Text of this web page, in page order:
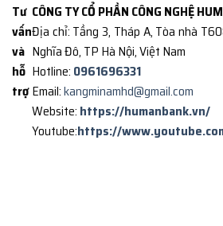
Tư
vấn
và
hỗ
trợ
CÔNG TY CỔ PHẦN CÔNG NGHỆ
Địa chỉ: Tầng 3, Tháp A, Tòa nhà
Nghĩa Đô, TP Hà Nội, Việt Nam
Hotline: 0961696331
Email:kangminamhd@gmail.com
Website: https://humanbank.vn/
Youtube:https://